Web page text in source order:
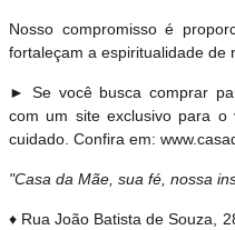
Nosso compromisso é
fortaleçam a espiritualidade de
► Se você busca comprar
com um site exclusivo para
cuidado. Confira em:
"Casa da Mãe, sua fé, nossa
♦ Rua João Batista de Souza,